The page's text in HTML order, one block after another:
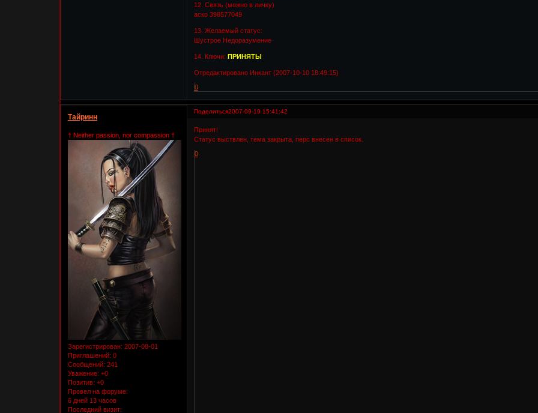
12. Связь (можно в личку)
аско 398577049
13. Желаемый статус:
Шустрое Недоразумение
14. Ключи: ПРИНЯТЫ
Отредактировано Инкант (2007-10-10 18:49:15)
0
Поделиться2007-09-19 15:41:42
Тайринн
† Neither passion, nor compassion †
Зарегистрирован: 2007-08-01
Приглашений: 0
Сообщений: 241
Уважение: +0
Позитив: +0
Провел на форуме:
6 дней 13 часов
Последний визит:
Принят!
Статус выствлен, тема закрыта, перс внесен в список.
0